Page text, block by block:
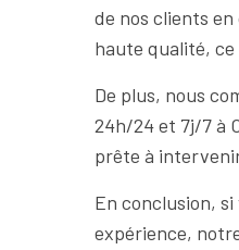
de nos clients
haute qualité,
De plus, nous
24h/24 et 7j/7 à
prête à
En conclusion,
expérience,